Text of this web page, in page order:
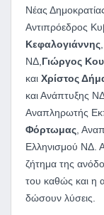
Νέας
Αντιπρόεδρος
Κεφαλογιάννης
ΝΔ,Γιώργος
και Χρίστος
και Ανάπτυξης
Αναπληρωτής
Φόρτωμας,
Ελληνισμού ΝΔ.
ζήτημα της
του καθώς και η
δώσουν λύσεις.